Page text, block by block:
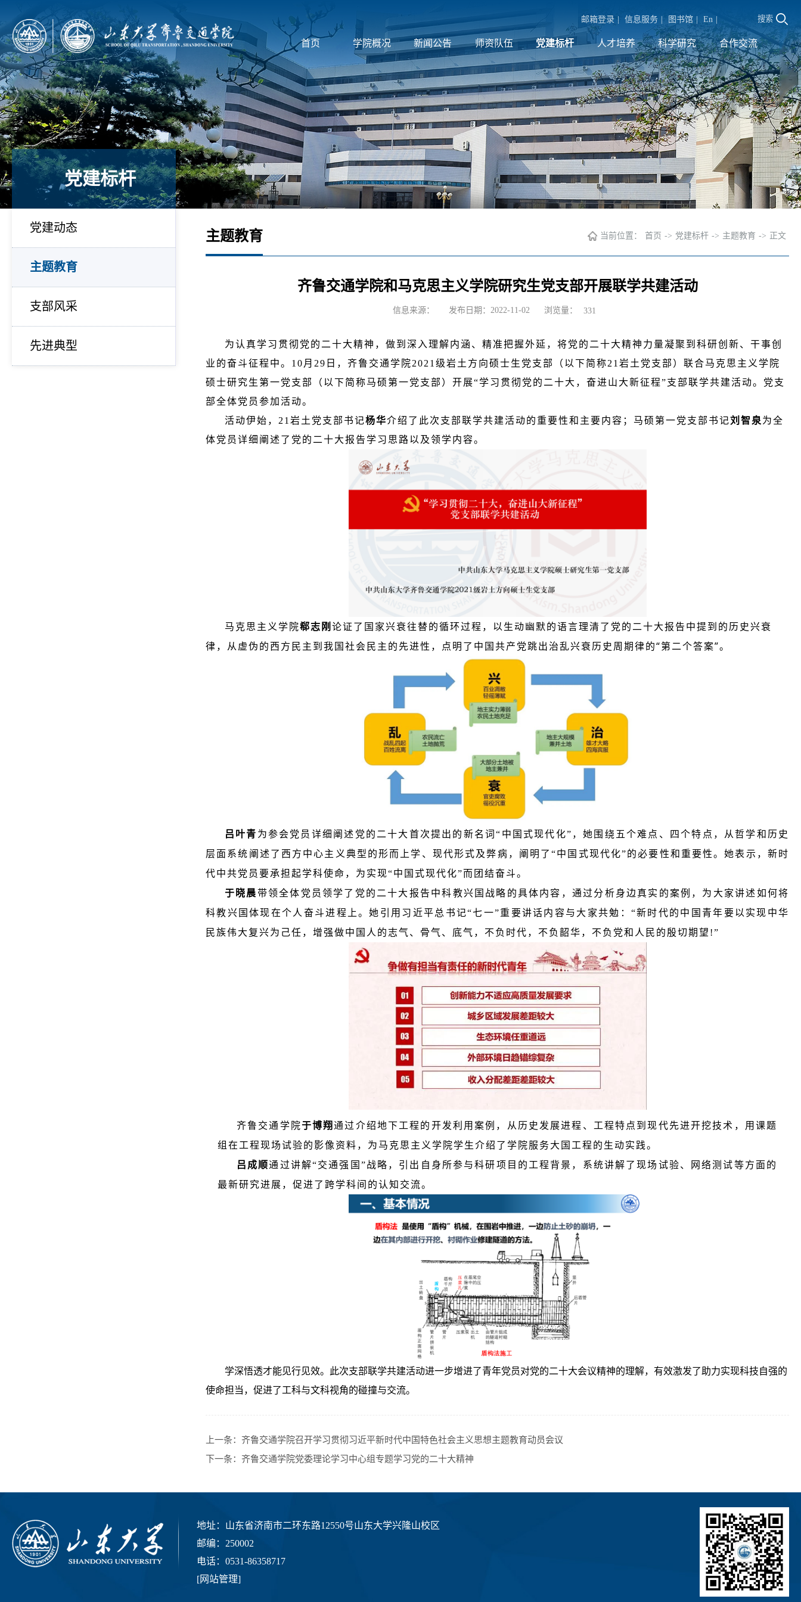
邮箱登录 信息服务 图书馆 En 搜索
首页 学院概况 新闻公告 师资队伍 党建标杆 人才培养 科学研究 合作交流
党建标杆
党建动态
主题教育
支部风采
先进典型
主题教育 当前位置： 首页 -> 党建标杆 -> 主题教育 -> 正文
齐鲁交通学院和马克思主义学院研究生党支部开展联学共建活动
信息来源： 发布日期：2022-11-02 浏览量： 331
为认真学习贯彻党的二十大精神，做到深入理解内涵、精准把握外延，将党的二十大精神力量凝聚到科研创新、干事创
业的奋斗征程中。10月29日，齐鲁交通学院2021级岩土方向硕士生党支部（以下简称21岩土党支部）联合马克思主义学院
硕士研究生第一党支部（以下简称马硕第一党支部）开展“学习贯彻党的二十大，奋进山大新征程”支部联学共建活动。党支
部全体党员参加活动。
活动伊始，21岩土党支部书记杨华介绍了此次支部联学共建活动的重要性和主要内容；马硕第一党支部书记刘智泉 为全
体党员详细阐述了党的二十大报告学习思路以及领学内容。
马克思主义学院郗志刚 论证了国家兴衰往替的循环过程，以生动幽默的语言理清了党的二十大报告中提到的历史兴衰
律，从虚伪的西方民主到我国社会民主的先进性，点明了中国共产党跳出治乱兴衰历史周期律的“第二个答案”。
吕叶青 为参会党员详细阐述党的二十大首次提出的新名词“中国式现代化”，她围绕五个难点、四个特点，从哲学和历史
层面系统阐述了西方中心主义典型的形而上学、现代形式及弊病，阐明了“中国式现代化”的必要性和重要性。她表示，新时
代中共党员要承担起学科使命，为实现“中国式现代化”而团结奋斗。
于晓晨带领全体党员领学了党的二十大报告中科教兴国战略的具体内容，通过分析身边真实的案例，为大家讲述如何将
科教兴国体现在个人奋斗进程上。她引用习近平总书记“七一”重要讲话内容与大家共勉：“新时代的中国青年要以实现中华
民族伟大复兴为己任，增强做中国人的志气、骨气、底气，不负时代，不负韶华，不负党和人民的殷切期望!”
齐鲁交通学院于博翔通过介绍地下工程的开发利用案例，从历史发展进程、工程特点到现代先进开挖技术，用课题
组在工程现场试验的影像资料，为马克思主义学院学生介绍了学院服务大国工程的生动实践。
吕成顺通过讲解“交通强国”战略，引出自身所参与科研项目的工程背景，系统讲解了现场试验、网络测试等方面的
最新研究进展，促进了跨学科间的认知交流。
学深悟透才能见行见效。此次支部联学共建活动进一步增进了青年党员对党的二十大会议精神的理解，有效激发了助力实现科技自强的
使命担当，促进了工科与文科视角的碰撞与交流。
上一条： 齐鲁交通学院召开学习贯彻习近平新时代中国特色社会主义思想主题教育动员会议
下一条： 齐鲁交通学院党委理论学习中心组专题学习党的二十大精神
地址：山东省济南市二环东路12550号山东大学兴隆山校区
邮编：250002
电话：0531-86358717
[网站管理]